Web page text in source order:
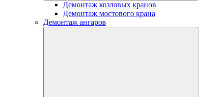
Демонтаж козловых кранов
Демонтаж мостового крана
Демонтаж ангаров